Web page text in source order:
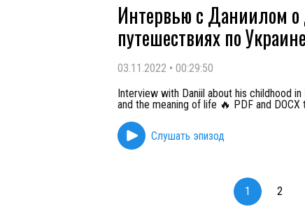
Интервью с Даниилом о
путешествиях по
03.11.2022 • 00:29:50
Interview with Daniil about his childhood
and the meaning of life 🔥 PDF and DOCX
Слушать эпизод
1 2